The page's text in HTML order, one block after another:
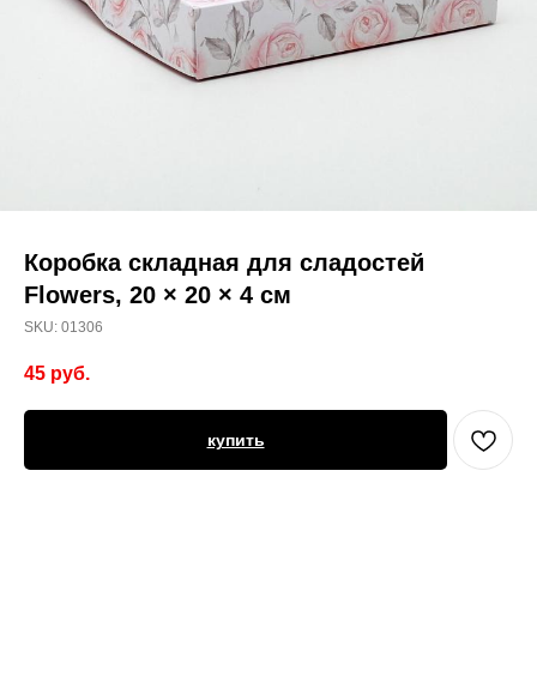
Коробка складная для сладостей
Flowers, 20 × 20 × 4 см
SKU: 01306
45 руб.
купить